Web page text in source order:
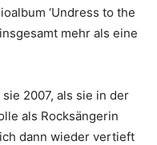
‘Undress to the
mehr als eine
2007, als sie in der
als Rocksängerin
dann wieder vertieft